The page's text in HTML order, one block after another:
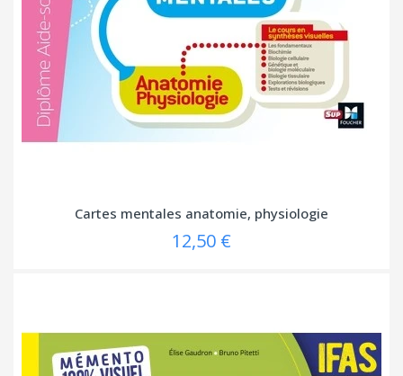
Cartes mentales anatomie, physiologie
12,50 €